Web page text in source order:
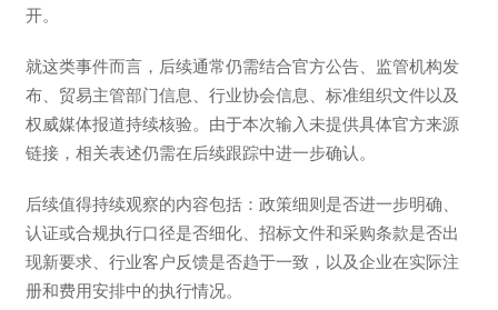
开。
就这类事件而言，后续通常仍需结合官方公告、监管机构发
布、贸易主管部门信息、行业协会信息、标准组织文件以及
权威媒体报道持续核验。由于本次输入未提供具体官方来源
链接，相关表述仍需在后续跟踪中进一步确认。
后续值得持续观察的内容包括：政策细则是否进一步明确、
认证或合规执行口径是否细化、招标文件和采购条款是否出
现新要求、行业客户反馈是否趋于一致，以及企业在实际注
册和费用安排中的执行情况。